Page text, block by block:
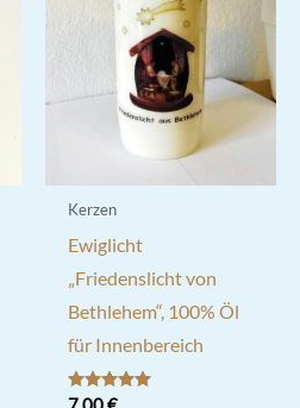
Kerzen
Ewiglicht
„Friedenslicht von
Bethlehem“, 100% Öl
für Innenbereich
Bewertet mit